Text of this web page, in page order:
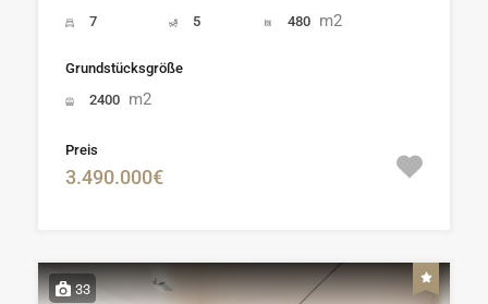
7
5
480 m2
Grundstücksgröße
2400 m2
Preis
3.490.000€
33